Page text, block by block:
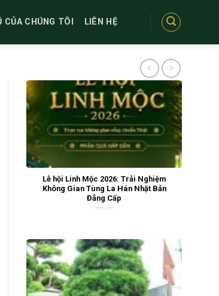
CỦA CHÚNG TÔI LIÊN HỆ
Lễ hội Linh Mộc 2026: Trải Nghiệm
Không Gian Tùng La Hán Nhật Bản
Đẳng Cấp